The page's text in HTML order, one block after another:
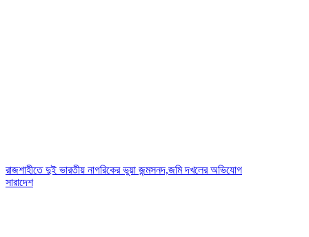
রাজশাহীতে দুই ভারতীয় নাগরিকের ভুয়া জন্মসনদ,জমি দখলের অভিযোগ
সারাদেশ